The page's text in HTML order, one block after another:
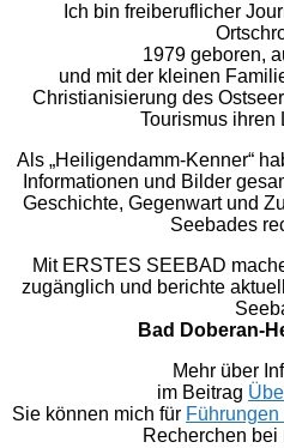
Ich bin freiberuflicher
1979 geboren,
und mit der kleinen
Christianisierung des
Tourismus ihren
Als „Heiligendamm-Kenner“
Informationen und Bilder
Geschichte, Gegenwart und
Seebades
Mit ERSTES SEEBAD
zugänglich und berichte
Bad Doberan-
Mehr über
im Beitrag
Sie können mich für
Recherchen bei